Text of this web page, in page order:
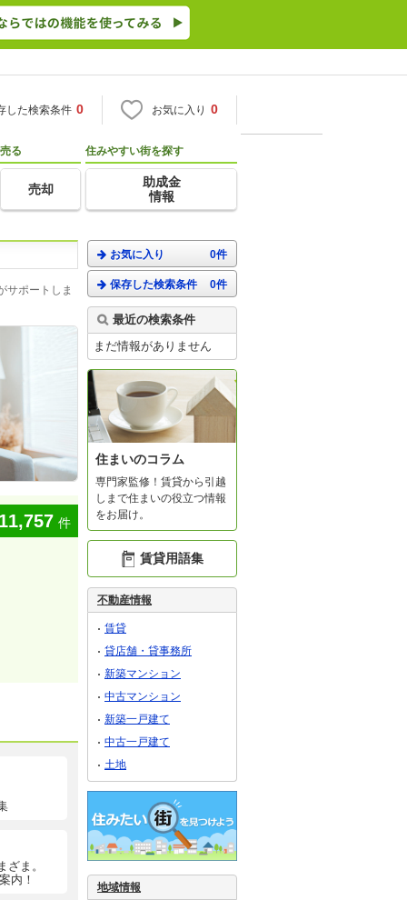
した検索条件 0 お気に入り 0
売る
売却
住みやすい街を探す
助成金
情報
サポートしま
11,757 件
ま。
内！
お気に入り 0件
保存した検索条件 0件
最近の検索条件
まだ情報がありません
住まいのコラム
専門家監修！賃貸から引越
しまで住まいの役立つ情報
をお届け。
賃貸用語集
不動産情報
賃貸
貸店舗・貸事務所
新築マンション
中古マンション
新築一戸建て
中古一戸建て
土地
地域情報